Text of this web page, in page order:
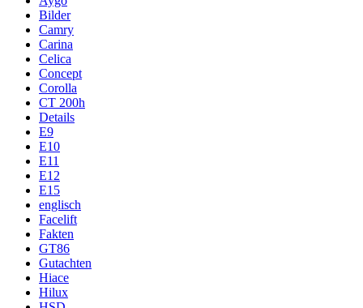
Bilder
Camry
Carina
Celica
Concept
Corolla
CT 200h
Details
E9
E10
E11
E12
E15
englisch
Facelift
Fakten
GT86
Gutachten
Hiace
Hilux